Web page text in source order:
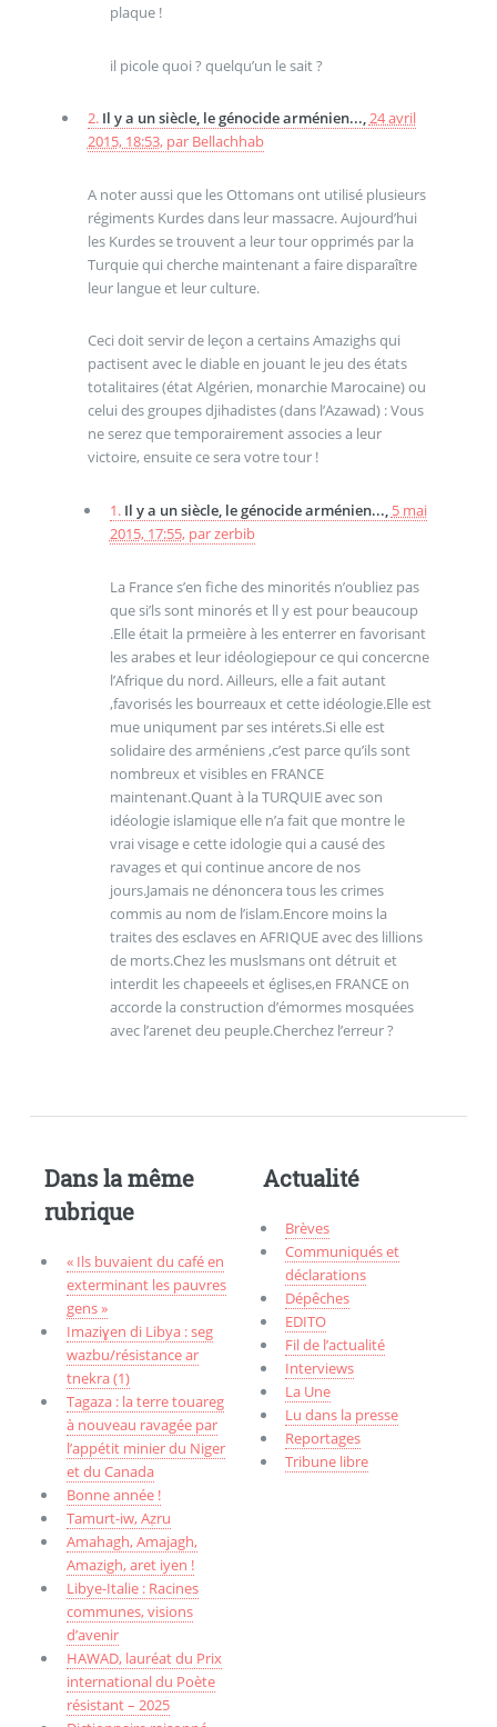
plaque !
il picole quoi ? quelqu’un le sait ?
2. Il y a un siècle, le génocide arménien...,24 avril
2015, 18:53, par Bellachhab
A noter aussi que les Ottomans ont utilisé plusieurs
régiments Kurdes dans leur massacre. Aujourd’hui
les Kurdes se trouvent a leur tour opprimés par la
Turquie qui cherche maintenant a faire disparaître
leur langue et leur culture.
Ceci doit servir de leçon a certains Amazighs qui
pactisent avec le diable en jouant le jeu des états
totalitaires (état Algérien, monarchie Marocaine) ou
celui des groupes djihadistes (dans l’Azawad) : Vous
ne serez que temporairement associes a leur
victoire, ensuite ce sera votre tour !
1. Il y a un siècle, le génocide arménien..., 5 mai
2015, 17:55, parzerbib
La France s’en fiche des minorités n’oubliez pas
que si’ls sont minorés et ll y est pour beaucoup
.Elle était la prmeière à les enterrer en favorisant
les arabes et leur idéologiepour ce qui concercne
l’Afrique du nord. Ailleurs, elle a fait autant
,favorisés les bourreaux et cette idéologie.Elle est
mue uniqument par ses intérets.Si elle est
solidaire des arméniens ,c’est parce qu’ils sont
nombreux et visibles en FRANCE
maintenant.Quant à la TURQUIE avec son
idéologie islamique elle n’a fait que montre le
vrai visage e cette idologie qui a causé des
ravages et qui continue ancore de nos
jours.Jamais ne dénoncera tous les crimes
commis au nom de l’islam.Encore moins la
traites des esclaves en AFRIQUE avec des lillions
de morts.Chez les muslsmans ont détruit et
interdit les chapeeels et églises,en FRANCE on
accorde la construction d’émormes mosquées
avec l’arenet deu peuple.Cherchez l’erreur ?
Dans la même
rubrique
« Ils buvaient du café en
exterminant les pauvres
gens »
Imaziɣen di Libya : seg
wazbu/résistance ar
tnekra (1)
Tagaza : la terre touareg
à nouveau ravagée par
l’appétit minier du Niger
et du Canada
Bonne année !
Tamurt-iw, Aẓru
Amahagh, Amajagh,
Amazigh, aret iyen !
Libye-Italie : Racines
communes, visions
d’avenir
HAWAD, lauréat du Prix
international du Poète
résistant – 2025
Actualité
Brèves
Communiqués et
déclarations
Dépêches
EDITO
Fil de l’actualité
Interviews
La Une
Lu dans la presse
Reportages
Tribune libre